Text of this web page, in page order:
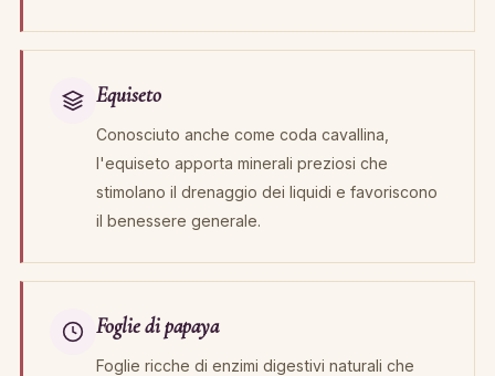
Equiseto
Conosciuto anche come coda cavallina,
l'equiseto apporta minerali preziosi che
stimolano il drenaggio dei liquidi e favoriscono
il benessere generale.
Foglie di papaya
Foglie ricche di enzimi digestivi naturali che